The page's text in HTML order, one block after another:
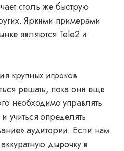
столь же быструю
Яркими примерами
являются Tele2 и
крупных игроков
решать, пока они еще
необходимо управлять
учиться определять
аудитории. Если нам
дырочку в